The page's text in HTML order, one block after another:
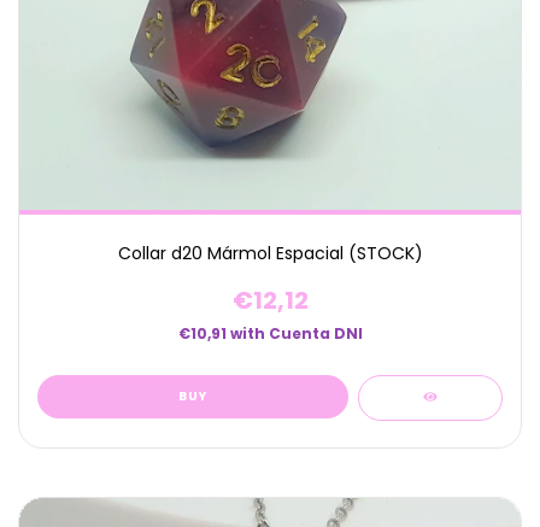
Collar d20 Mármol Espacial (STOCK)
€12,12
€10,91 with Cuenta DNI